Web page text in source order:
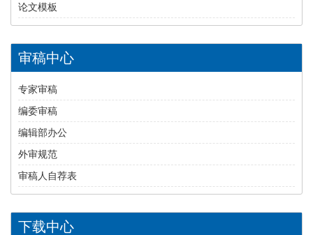
论文模板
审稿中心
专家审稿
编委审稿
编辑部办公
外审规范
审稿人自荐表
下载中心